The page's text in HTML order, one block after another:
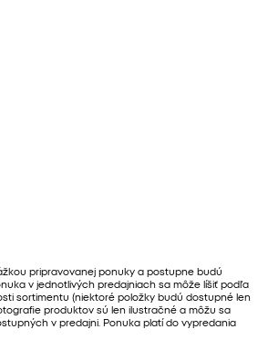
pripravovanej ponuky a postupne budú
v jednotlivých predajniach sa môže líšiť podľa
sortimentu (niektoré položky budú dostupné len
produktov sú len ilustračné a môžu sa
v predajni. Ponuka platí do vypredania